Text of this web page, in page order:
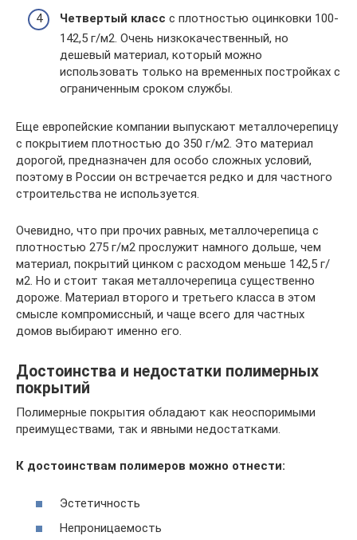
Четвертый класс с плотностью оцинковки 100-
142,5 г/м2. Очень низкокачественный, но
дешевый материал, который можно
использовать только на временных постройках с
ограниченным сроком службы.
Еще европейские компании выпускают металлочерепицу
с покрытием плотностью до 350 г/м2. Это материал
дорогой, предназначен для особо сложных условий,
поэтому в России он встречается редко и для частного
строительства не используется.
Очевидно, что при прочих равных, металлочерепица с
плотностью 275 г/м2 прослужит намного дольше, чем
материал, покрытий цинком с расходом меньше 142,5 г/
м2. Но и стоит такая металлочерепица существенно
дороже. Материал второго и третьего класса в этом
смысле компромиссный, и чаще всего для частных
домов выбирают именно его.
Достоинства и недостатки полимерных
покрытий
Полимерные покрытия обладают как неоспоримыми
преимуществами, так и явными недостатками.
К достоинствам полимеров можно отнести:
Эстетичность
Непроницаемость